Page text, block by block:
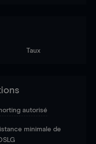
Taux
autorisé
minimale de